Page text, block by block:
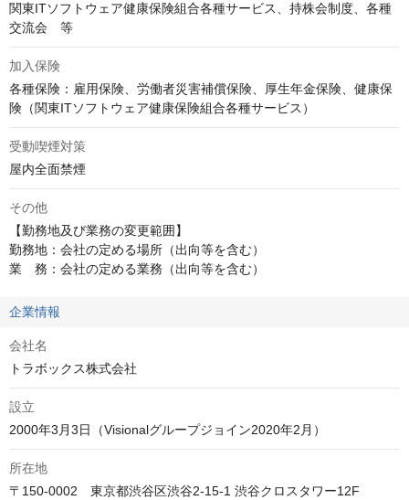
関東ITソフトウェア健康保険組合各種サービス、持株会制度、各種
交流会　等
加入保険
各種保険：雇用保険、労働者災害補償保険、厚生年金保険、健康保
険（関東ITソフトウェア健康保険組合各種サービス）
受動喫煙対策
屋内全面禁煙
その他
【勤務地及び業務の変更範囲】
勤務地：会社の定める場所（出向等を含む）
業　務：会社の定める業務（出向等を含む）
企業情報
会社名
トラボックス株式会社
設立
2000年3月3日（Visionalグループジョイン2020年2月）
所在地
〒150-0002　東京都渋谷区渋谷2-15-1 渋谷クロスタワー12F